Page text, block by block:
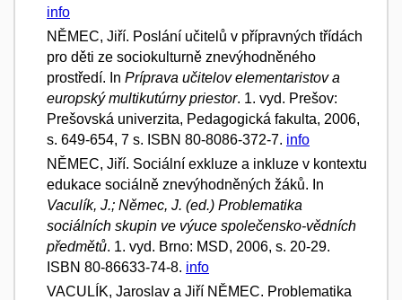
info
NĚMEC, Jiří. Poslání učitelů v přípravných třídách
pro děti ze sociokulturně znevýhodněného
prostředí. In Príprava učitelov elementaristov a
europský multikutúrny priestor. 1. vyd. Prešov:
Prešovská univerzita, Pedagogická fakulta, 2006,
s. 649-654, 7 s. ISBN 80-8086-372-7. info
NĚMEC, Jiří. Sociální exkluze a inkluze v kontextu
edukace sociálně znevýhodněných žáků. In
Vaculík, J.; Němec, J. (ed.) Problematika
sociálních skupin ve výuce společensko-vědních
předmětů. 1. vyd. Brno: MSD, 2006, s. 20-29.
ISBN 80-86633-74-8. info
VACULÍK, Jaroslav a Jiří NĚMEC. Problematika